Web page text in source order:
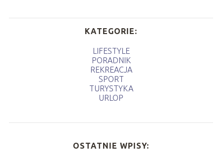
KATEGORIE:
LIFESTYLE
PORADNIK
REKREACJA
SPORT
TURYSTYKA
URLOP
OSTATNIE WPISY: